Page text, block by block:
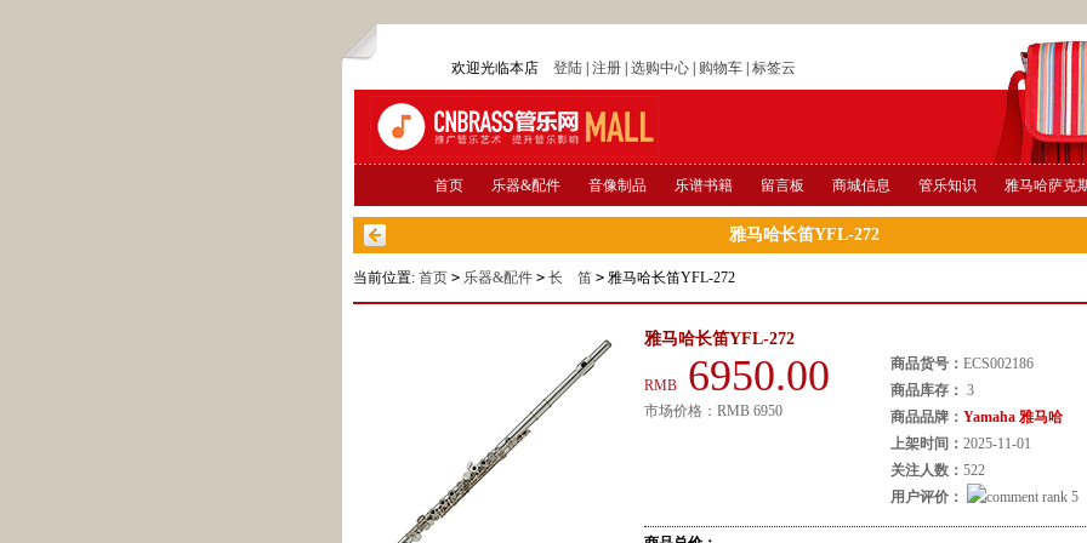
欢迎光临本店 登陆| 注册| 选购中心| 购物车| 标签云
首页 乐器&配件 音像制品 乐谱书籍 留言板 商城信息 管乐知识 雅马哈萨克
雅马哈长笛YFL-272
当前位置: 首页 > 乐器&配件 > 长 笛 > 雅马哈长笛YFL-272
雅马哈长笛YFL-272
RMB 6950.00
市场价格： RMB 6950
商品货号： ECS002186
商品库存： 3
商品品牌： Yamaha 雅马哈
上架时间： 2025-11-01
关注人数： 522
用户评价：